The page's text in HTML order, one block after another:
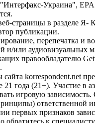
Украина", EPA
страницы в разделе Я-
публикации.
перепечатка и
и/или аудиовизуальных
правообладателю
korrespondent.net
21 года (21+). Участие в
игровую
ответственной
первых признаков
обратитесь к